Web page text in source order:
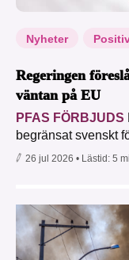
Nyheter
Regeringen
väntan på EU
PFAS FÖRBJUDS
begränsat svenskt
26 jul 2026 • Lästid: 5